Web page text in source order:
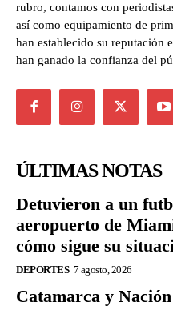
rubro, contamos con
así como equipamiento de
han establecido su reputación
han ganado la confianza del
ÚLTIMAS NOTAS
Detuvieron a un
aeropuerto de
cómo sigue su
DEPORTES 7 agosto, 2026
Catamarca y